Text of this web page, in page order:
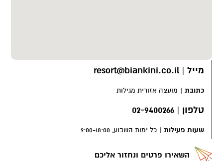
מייל |
resort@biankini.co.il
כתובת | מועצה אזורית מגילות
טלפון |
02-9400266
שעות פעילות | כל ימות השבוע, 9:00-18:00
השאירו פרטים ונחזור אליכם